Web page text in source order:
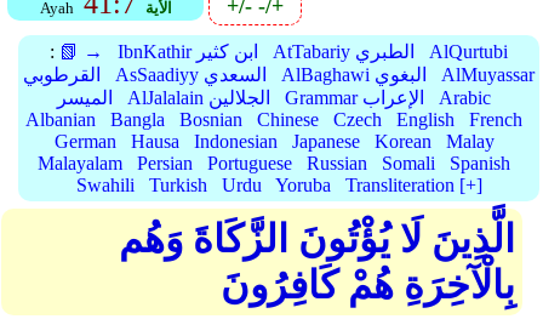
Ayah الأية +/--/+
: 📗 → IbnKathir ابن كثير AtTabariy الطبري
AlQurtubi
القرطوبي
AsSaadiyy السعدي AlBaghawi البغوي
AlMuyassar
الميسر
AlJalalain الجلالين Grammar الإعراب
Arabic
Albanian
Bangla Bosnian Chinese Czech English
French
German
Hausa Indonesian Japanese Korean
Malay
Malayalam
Persian Portuguese Russian Somali
Spanish
Swahili
Turkish Urdu Yoruba Transliteration [+]
الَّذِينَ لَا يُؤْتُونَ الزَّكَاةَ وَهُم
بِالْآخِرَةِ هُمْ كَافِرُونَ